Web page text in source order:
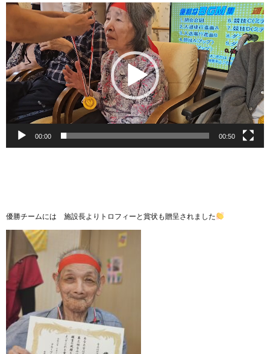
動
レ
ー
ヤ
ー
00:00 00:50
優勝チームには 施設長よりトロフィーと賞状も贈呈されました